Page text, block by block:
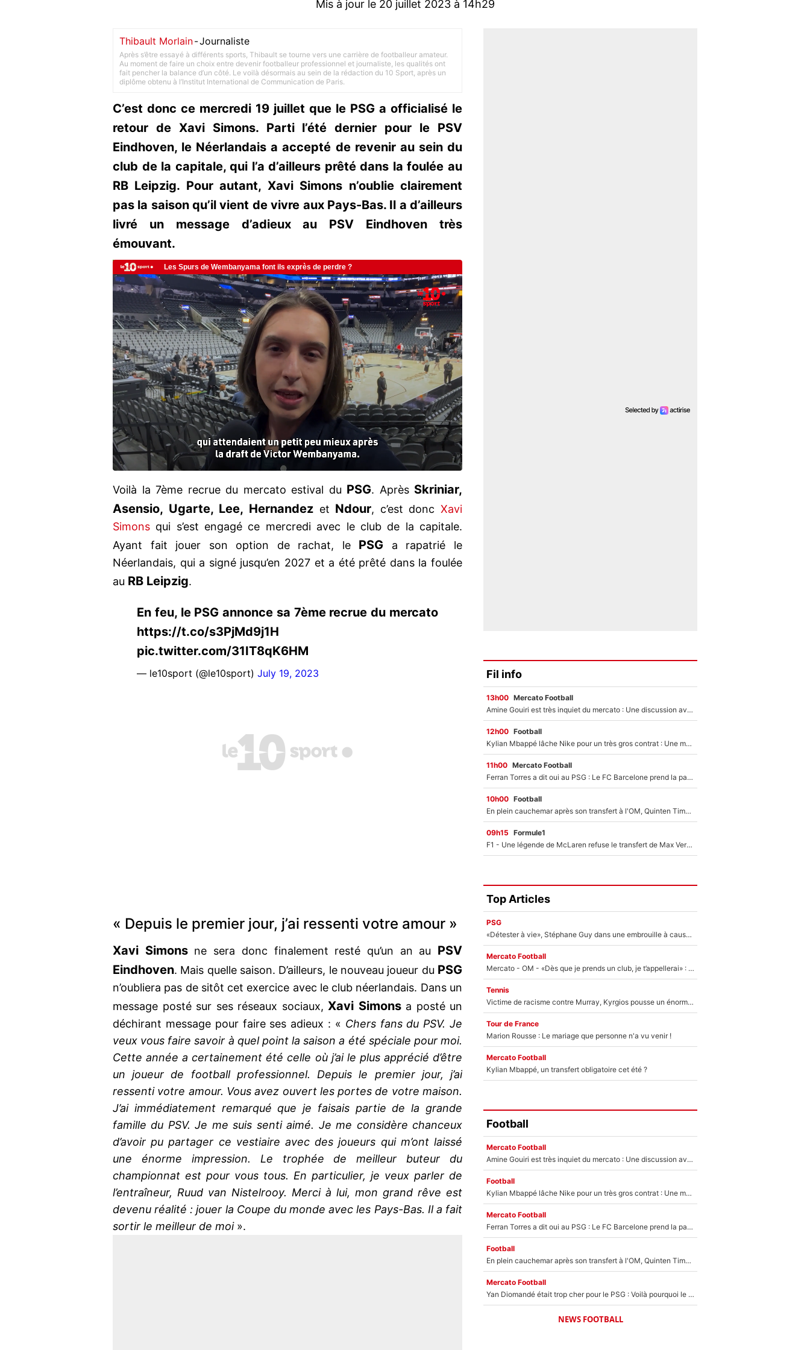
Mis à jour le 20 juillet 2023 à 14h29
Thibault Morlain-Journaliste
Après s’être essayé à différents sports, Thibault se tourne vers une carrière de footballeur amateur.
Au moment de faire un choix entre devenir footballeur professionnel et journaliste, les qualités ont
fait pencher la balance d’un côté. Le voilà désormais au sein de la rédaction du 10 Sport, après un
diplôme obtenu à l’Institut International de Communication de Paris.
C’est donc ce mercredi 19 juillet que le PSG a officialisé le
retour de Xavi Simons. Parti l’été dernier pour le PSV
Eindhoven, le Néerlandais a accepté de revenir au sein du
club de la capitale, qui l’a d’ailleurs prêté dans la foulée au
RB Leipzig. Pour autant, Xavi Simons n’oublie clairement
pas la saison qu’il vient de vivre aux Pays-Bas. Il a d’ailleurs
livré un message d’adieux au PSV Eindhoven très
émouvant.
Voilà la 7ème recrue du mercato estival du PSG. Après Skriniar,
Asensio, Ugarte, Lee, Hernandezet Ndour, c’est donc Xavi
Simons qui s’est engagé ce mercredi avec le club de la capitale.
Ayant fait jouer son option de rachat, le PSG a rapatrié le
Néerlandais, qui a signé jusqu’en 2027 et a été prêté dans la foulée
au RB Leipzig.
En feu, le PSG annonce sa 7ème recrue du mercato
https://t.co/s3PjMd9j1H
pic.twitter.com/31IT8qK6HM
— le10sport (@le10sport) July 19, 2023
« Depuis le premier jour, j’ai ressenti votre amour »
Xavi Simonsne sera donc finalement resté qu’un an au PSV
Eindhoven. Mais quelle saison. D’ailleurs, le nouveau joueur du PSG
n’oubliera pas de sitôt cet exercice avec le club néerlandais. Dans un
message posté sur ses réseaux sociaux, Xavi Simonsa posté un
déchirant message pour faire ses adieux : « Chers fans du PSV. Je
veux vous faire savoir à quel point la saison a été spéciale pour moi.
Cette année a certainement été celle où j’ai le plus apprécié d’être
un joueur de football professionnel. Depuis le premier jour, j’ai
ressenti votre amour. Vous avez ouvert les portes de votre maison.
J’ai immédiatement remarqué que je faisais partie de la grande
famille du PSV. Je me suis senti aimé. Je me considère chanceux
d’avoir pu partager ce vestiaire avec des joueurs qui m’ont laissé
une énorme impression. Le trophée de meilleur buteur du
championnat est pour vous tous. En particulier, je veux parler de
l’entraîneur, Ruud van Nistelrooy. Merci à lui, mon grand rêve est
devenu réalité : jouer la Coupe du monde avec les Pays-Bas. Il a fait
sortir le meilleur de moi».
Fil info
13h00 Mercato Football
Amine Gouiri est très inquiet du mercato : Une discussion avec l'OM pour acter son transfert !
12h00 Football
Kylian Mbappé lâche Nike pour un très gros contrat : Une marque «inattendue» va frapper très fort
11h00 Mercato Football
Ferran Torres a dit oui au PSG : Le FC Barcelone prend la parole alors qu'un transfert de l'attaquant espagnol prend forme
10h00 Football
En plein cauchemar après son transfert à l'OM, Quinten Timber raconte ses doutes après sa signature à Marseille
09h15 Formule1
F1 - Une légende de McLaren refuse le transfert de Max Verstappen qui pourrait «faire des vagues» et plomber l'ambiance dans l'équipe
Top Articles
PSG
«Détester à vie», Stéphane Guy dans une embrouille à cause du PSG !
Mercato Football
Mercato - OM - «Dès que je prends un club, je t’appellerai» : La promesse de Marcelino au moment de claquer la porte
Tennis
Victime de racisme contre Murray, Kyrgios pousse un énorme coup de gueule !
Tour de France
Marion Rousse : Le mariage que personne n'a vu venir !
Mercato Football
Kylian Mbappé, un transfert obligatoire cet été ?
Football
Mercato Football
Amine Gouiri est très inquiet du mercato : Une discussion avec l'OM pour acter son transfert !
Football
Kylian Mbappé lâche Nike pour un très gros contrat : Une marque «inattendue» va frapper très fort
Mercato Football
Ferran Torres a dit oui au PSG : Le FC Barcelone prend la parole alors qu'un transfert de l'attaquant espagnol prend forme
Football
En plein cauchemar après son transfert à l'OM, Quinten Timber raconte ses doutes après sa signature à Marseille
Mercato Football
Yan Diomandé était trop cher pour le PSG : Voilà pourquoi le Real Madrid a accepté de payer la somme record de 140M€ pour boucler son transfert !
NEWS FOOTBALL